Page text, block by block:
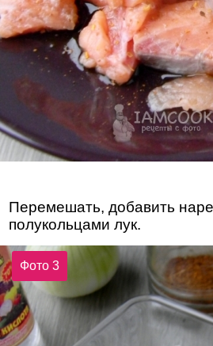
Перемешать, добавить
полукольцами лук.
Фото 3